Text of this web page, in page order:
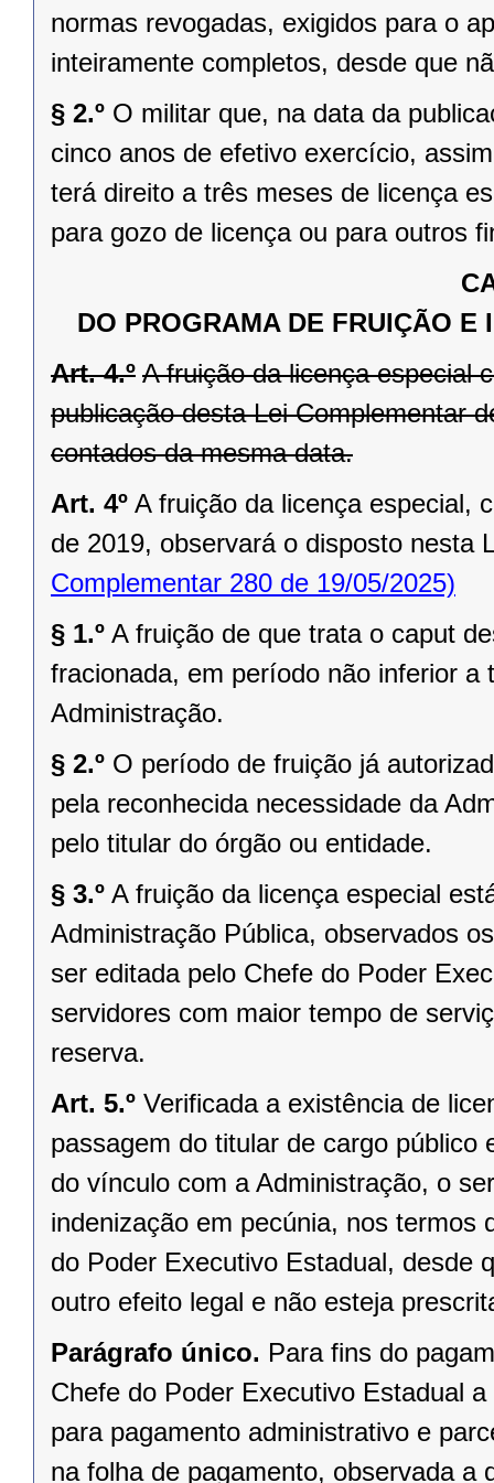
normas revogadas, exigidos para o
inteiramente completos, desde que
§ 2.º O militar que, na data da
cinco anos de efetivo exercício,
terá direito a três meses de licença
para gozo de licença ou para outros
DO PROGRAMA DE FRUIÇÃO
Art. 4.º A fruição da licença especial
publicação desta Lei Complementar
contados da mesma data.
Art. 4º A fruição da licença especial,
de 2019, observará o disposto nesta
Complementar 280 de 19/05/2025)
§ 1.º A fruição de que trata o caput
fracionada, em período não inferior
Administração.
§ 2.º O período de fruição já
pela reconhecida necessidade da
pelo titular do órgão ou entidade.
§ 3.º A fruição da licença especial
Administração Pública, observados
ser editada pelo Chefe do Poder
servidores com maior tempo de
reserva.
Art. 5.º Verificada a existência de
passagem do titular de cargo público
do vínculo com a Administração, o
indenização em pecúnia, nos termos
do Poder Executivo Estadual, desde
outro efeito legal e não esteja
Parágrafo único. Para fins do
Chefe do Poder Executivo Estadual
para pagamento administrativo e
na folha de pagamento, observada a